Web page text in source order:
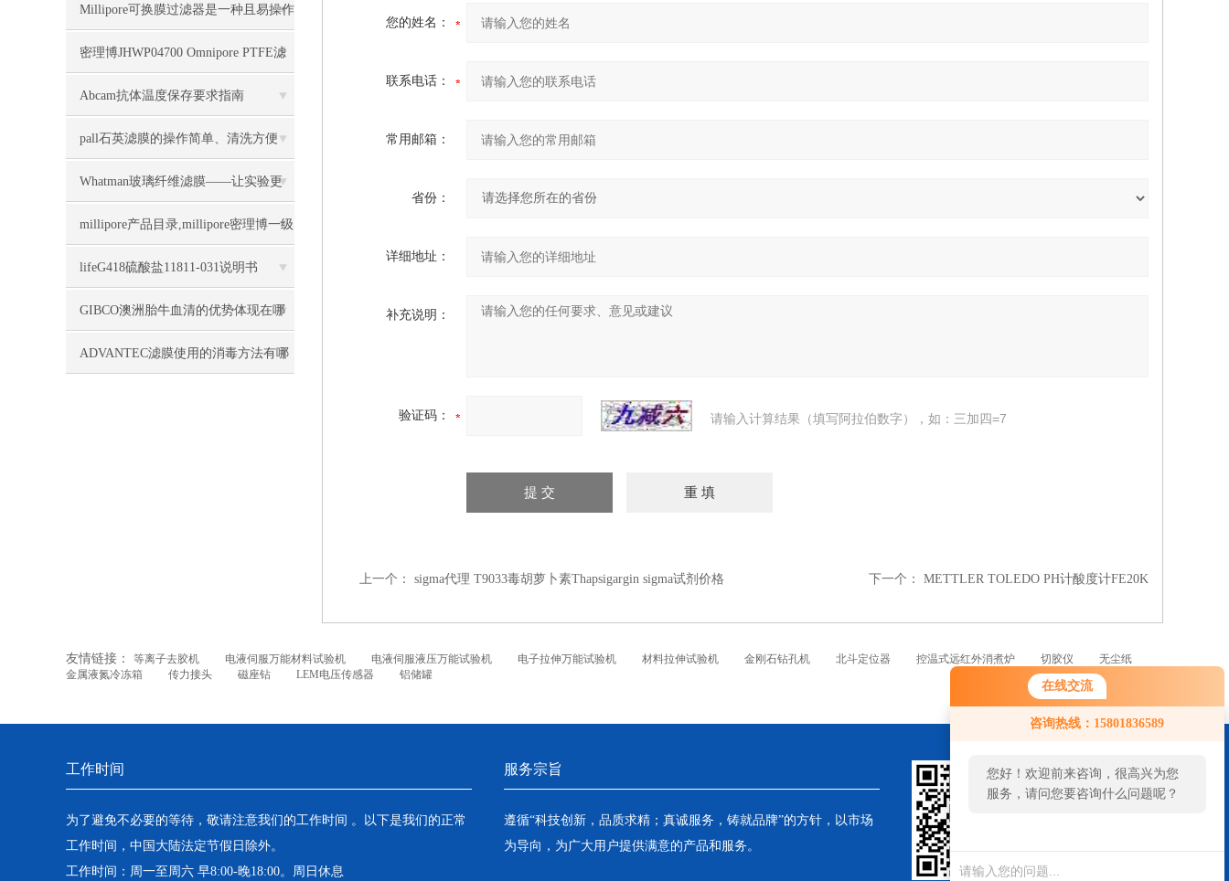
在线交流
咨询热线：15801836589
您好！欢迎前来咨询，很高兴为您
服务，请问您要咨询什么问题呢？
的全自动过滤装置
Millipore可换膜过滤器是一种且易操作
的全自动过滤装置
密理博JHWP04700 Omnipore PTFE滤
膜几大特点
Abcam抗体温度保存要求指南
pall石英滤膜的操作简单、清洗方便
Whatman玻璃纤维滤膜——让实验更
加精确和高效
millipore产品目录,millipore密理博一级
代理商上海力敏
lifeG418硫酸盐11811-031说明书
GIBCO澳洲胎牛血清的优势体现在哪
些方面
ADVANTEC滤膜使用的消毒方法有哪
您的姓名：
联系电话：
常用邮箱：
省份：
详细地址：
补充说明：
验证码： 请输入计算结果（填写阿拉伯数字），如：三加四=7
上一个： sigma代理 T9033毒胡萝卜素Thapsigargin sigma试剂价格 下一个： METTLER TOLEDO PH计酸度计FE20K
友情链接： 等离子去胶机 电液伺服万能材料试验机 电液伺服液压万能试验机 电子拉伸万能试验机 材料拉伸试验机 金刚石钻孔机 北斗定位器 控温式远红外消煮炉 切胶仪
无尘纸
金属液氮冷冻箱
传力接头 磁座钻 LEM电压传感器 铝储罐
工作时间
为了避免不必要的等待，敬请注意我们的工作时间 。以下是我们的正常
工作时间，中国大陆法定节假日除外。
工作时间：周一至周六 早8:00-晚18:00。周日休息
服务宗旨
遵循“科技创新，品质求精；真诚服务，铸就品牌”的方针，以市场
为导向，为广大用户提供满意的产品和服务。